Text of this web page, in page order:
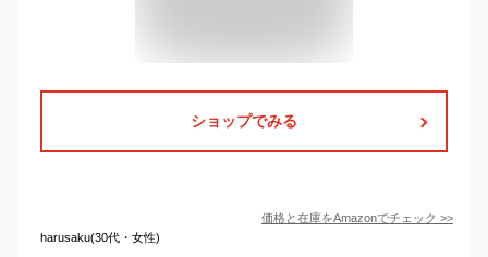
ショップでみる
価格と在庫をAmazonでチェック >>
harusaku(30代・女性)